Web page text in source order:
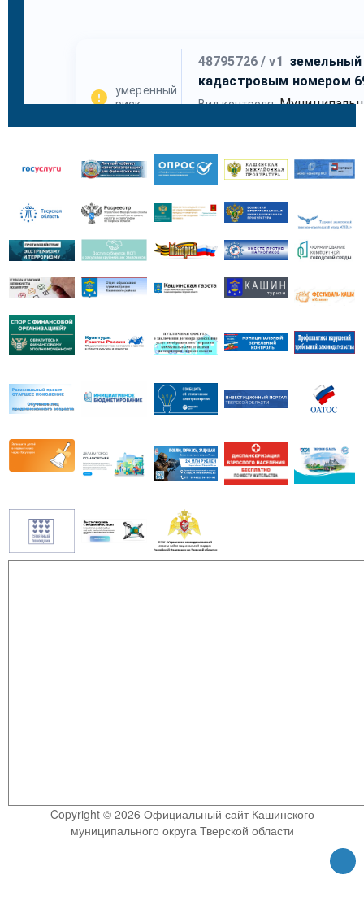
Copyright © 2026 Официальный сайт Кашинского
муниципального округа Тверской области